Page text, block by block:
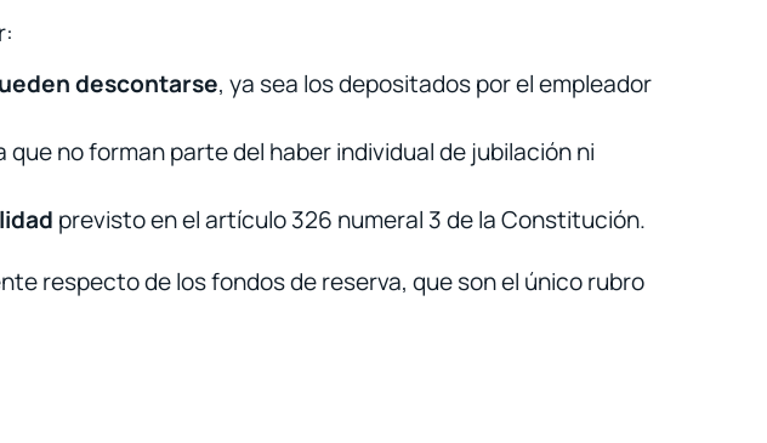
descontarse, ya sea los depositados por el empleador
que no forman parte del haber individual de jubilación ni
previsto en el artículo 326 numeral 3 de la Constitución.
respecto de los fondos de reserva, que son el único rubro